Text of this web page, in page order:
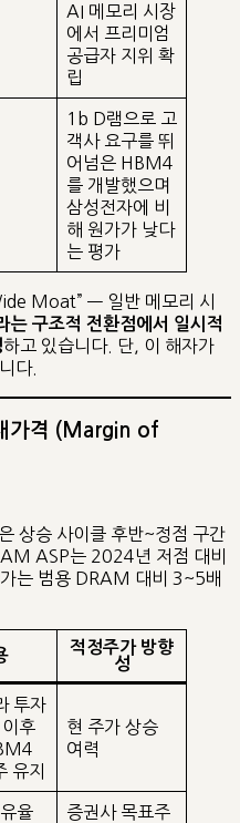
AI 메모리 시장
에서 프리미엄
공급자 지위 확
립
1b D램으로 고
객사 요구를 뛰
어넘은 HBM4
를 개발했으며
삼성전자에 비
해 원가가 낮다
는 평가
Moat” — 일반 메모리 시
는 구조적 전환점에서 일시적
하고 있습니다. 단, 이 해자가
다.
가격 (Margin of
상승 사이클 후반~정점 구간
ASP는 2024년 저점 대비
는 범용 DRAM 대비 3~5배
적정주가 방향
성
투자
후
유지
현 주가 상승
여력
율
증권사 목표주